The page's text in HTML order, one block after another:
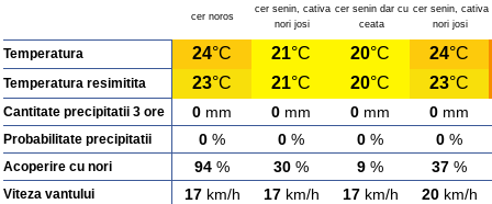
cer noros
cer senin, cativa
nori josi
cer senin dar cu
ceata
cer senin, cativa
nori josi
Temperatura 24°C 21°C 20°C 24°C
Temperatura resimitita 23°C 21°C 20°C 23°C
Cantitate precipitatii 3 ore 0 mm 0 mm 0 mm 0 mm
Probabilitate precipitatii 0 % 0 % 0 % 0 %
Acoperire cu nori 94 % 30 % 9 % 37 %
Viteza vantului 17km/h 17km/h 17km/h 20km/h